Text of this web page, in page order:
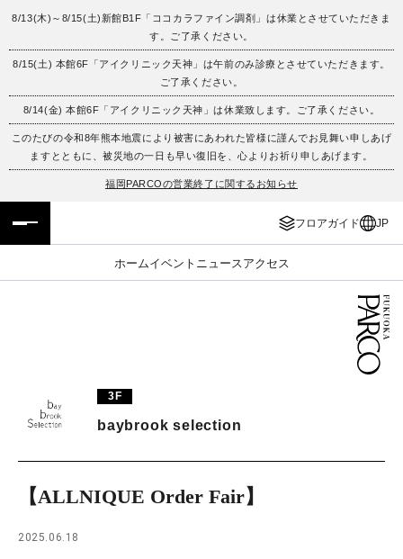
8/13(木)～8/15(土)新館B1F「ココカラファイン調剤」は休業とさせていただきま
す。ご了承ください。
8/15(土) 本館6F「アイクリニック天神」は午前のみ診療とさせていただきます。
ご了承ください。
8/14(金) 本館6F「アイクリニック天神」は休業致します。ご了承ください。
このたびの令和8年熊本地震により被害にあわれた皆様に謹んでお見舞い申しあげ
ますとともに、被災地の一日も早い復旧を、心よりお祈り申しあげます。
福岡PARCOの営業終了に関するお知らせ
フロアガイド JP
ホームイベント ニュース アクセス
フロアガイド
施設案内・アクセス
イベント・ポップアップ
レストラン・カフェ
ENGLISH
繁体字
簡体字
ภาษาไทย
3F
baybrook selection
【ALLNIQUE Order Fair】
2025.06.18